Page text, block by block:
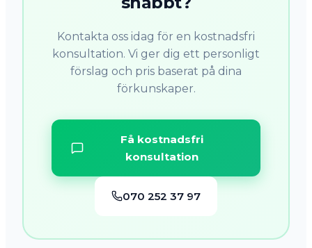
Kontakta oss idag för en kostnadsfri
konsultation. Vi ger dig ett personligt
förslag och pris baserat på dina
förkunskaper.
Få kostnadsfri
konsultation
070 252 37 97